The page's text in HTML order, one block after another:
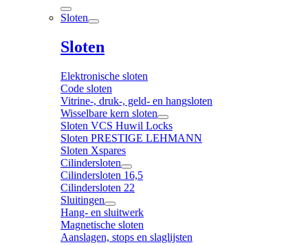
Sloten
Sloten
Elektronische sloten
Code sloten
Vitrine-, druk-, geld- en hangsloten
Wisselbare kern sloten
Sloten VCS Huwil Locks
Sloten PRESTIGE LEHMANN
Sloten Xspares
Cilindersloten
Cilindersloten 16,5
Cilindersloten 22
Sluitingen
Hang- en sluitwerk
Magnetische sloten
Aanslagen, stops en slaglijsten